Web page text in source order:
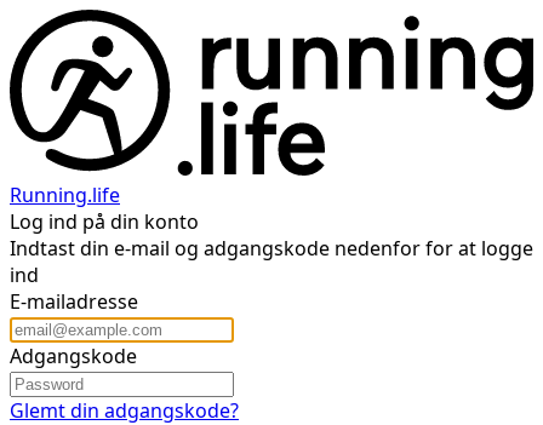
Running.life
Log ind på din konto
Indtast din e-mail og adgangskode nedenfor for at logge
ind
E-mailadresse
Adgangskode
Glemt din adgangskode?